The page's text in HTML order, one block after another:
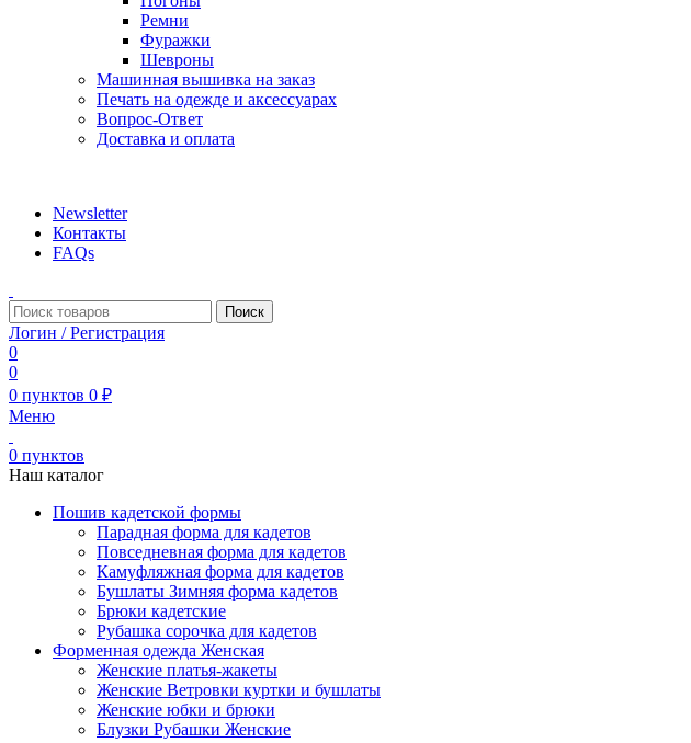
Ремни
Фуражки
Шевроны
Машинная вышивка на заказ
Печать на одежде и аксессуарах
Вопрос-Ответ
Доставка и оплата
Newsletter
Контакты
FAQs
Поиск
Логин / Регистрация
0
0
0 пунктов 0 ₽
Меню
0 пунктов
Наш каталог
Пошив кадетской формы
Парадная форма для кадетов
Повседневная форма для кадетов
Камуфляжная форма для кадетов
Бушлаты Зимняя форма кадетов
Брюки кадетские
Рубашка сорочка для кадетов
Форменная одежда Женская
Женские платья-жакеты
Женские Ветровки куртки и бушлаты
Женские юбки и брюки
Блузки Рубашки Женские